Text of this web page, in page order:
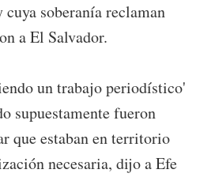
soberanía reclaman
a El Salvador.
un trabajo periodístico'
supuestamente fueron
que estaban en territorio
necesaria, dijo a Efe